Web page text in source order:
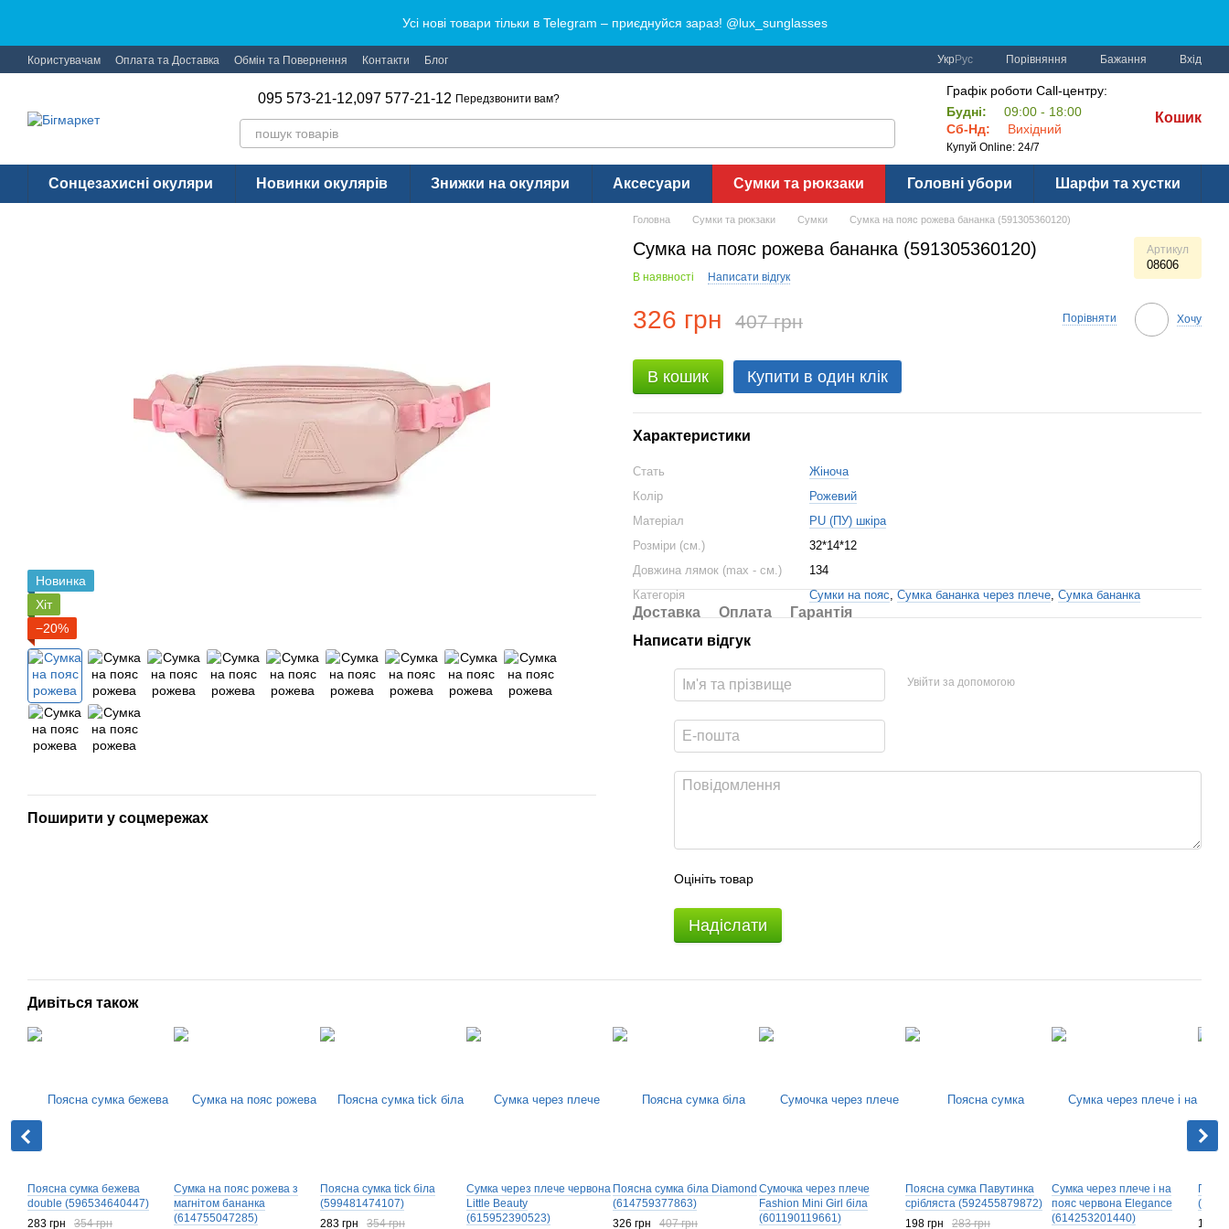
Усі нові товари тільки в Telegram – приєднуйся зараз! @lux_sunglasses
Користувачам Оплата та Доставка Обмін та Повернення Контакти Блог УкрРус Порівняння Бажання Вхід
095 573-21-12,097 577-21-12 Передзвонити вам?
Графік роботи Call-центру:
Будні:
09:00 - 18:00
Сб-Нд:
Вихідний
Купуй Online: 24/7
Кошик
Сонцезахисні окуляри Новинки окулярів Знижки на окуляри Аксесуари Сумки та рюкзаки Головні убори Шарфи та хустки
Новинка
Хіт
−20%
Поширити у соцмережах
Головна Сумки та рюкзаки Сумки Сумка на пояс рожева бананка (591305360120)
Сумка на пояс рожева бананка (591305360120) Артикул
08606
В наявності Написати відгук
326 грн 407 грн Порівняти Хочу
В кошик Купити в один клік
Характеристики
Стать
Жіноча
Колір
Рожевий
Матеріал
PU (ПУ) шкіра
Розміри (см.)
32*14*12
Довжина лямок (max - см.)
134
Категорія
Сумки на пояс, Сумка бананка через плече, Сумка бананка
Доставка Оплата
Гарантія
Написати відгук
Увійти за допомогою
Оцініть товар
Надіслати
Дивіться також
Поясна сумка бежева
double (596534640447)
283 грн
354 грн
Сумка на пояс рожева з
магнітом бананка
(614755047285)
Поясна сумка tick біла
(599481474107)
283 грн
354 грн
Сумка через плече червона
Little Beauty
(615952390523)
Поясна сумка біла Diamond
(614759377863)
326 грн
407 грн
Cумочка через плече
Fashion Mini Girl біла
(601190119661)
Поясна сумка Павутинка
срібляста (592455879872)
198 грн
283 грн
Сумка через плече і на
пояс червона Elegance
(614253201440)
173